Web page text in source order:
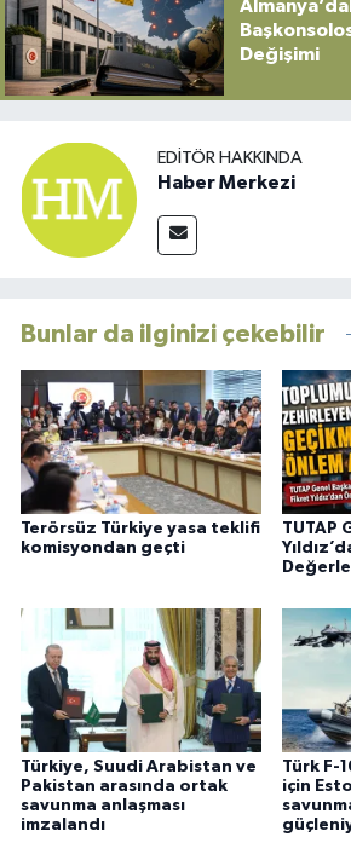
Değişimi
EDITÖR HAKKINDA
Haber Merkezi
Bunlar da ilginizi çekebilir
Terörsüz Türkiye yasa teklifi
komisyondan geçti
TUTAP
Türkiye, Suudi Arabistan ve
Pakistan arasında ortak
savunma anlaşması
imzalandı
Türk F-
için